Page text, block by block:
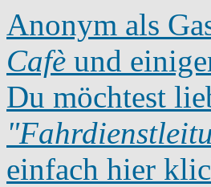
Anonym als
Cafè und
Du möchtest
einfach hier